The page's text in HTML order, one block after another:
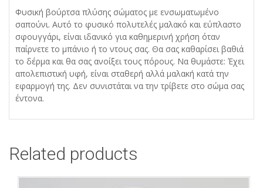
Φυσική βούρτσα πλύσης σώματος με ενσωματωμένο
σαπούνι. Αυτό το φυσικό πολυτελές μαλακό και εύπλαστο
σφουγγάρι, είναι ιδανικό για καθημερινή χρήση όταν
παίρνετε το μπάνιο ή το ντους σας. Θα σας καθαρίσει βαθιά
το δέρμα και θα σας ανοίξει τους πόρους. Να θυμάστε: Έχει
απολεπιστική υφή, είναι σταθερή αλλά μαλακή κατά την
εφαρμογή της. Δεν συνιστάται να την τρίβετε στο σώμα σας
έντονα.
Related products